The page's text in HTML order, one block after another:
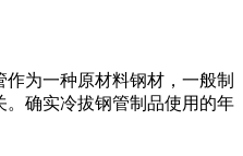
为一种原材料钢材，一般制
确实冷拔钢管制品使用的年